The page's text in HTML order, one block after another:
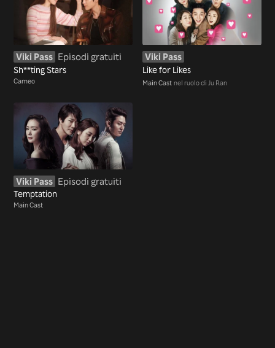
Viki Pass Episodi gratuiti
Sh**ting Stars
Cameo
Viki Pass
Like for Likes
Main Cast nel ruolo di Ju Ran
Viki Pass Episodi gratuiti
Temptation
Main Cast